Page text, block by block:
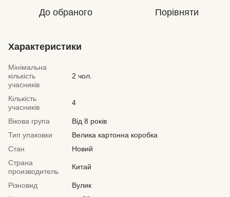
До обраного Порівняти
Характеристики
Мінімальна
кількість
учасників
2 чол.
Кількість
учасників
4
Вікова група
Від 8 років
Тип упаковки
Велика картонна коробка
Стан
Новий
Страна
производитель
Китай
Різновид
Вулик